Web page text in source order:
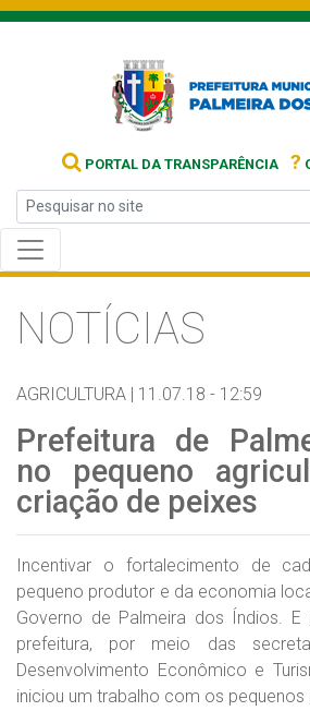
PORTAL DA TRANSPARÊNCIA ?
NOTÍCIAS
AGRICULTURA | 11.07.18 - 12:59
Prefeitura de
no pequeno
criação de peixes
Incentivar o fortalecimento de
pequeno produtor e da economia
Governo de Palmeira dos Índios.
prefeitura, por meio das
Desenvolvimento Econômico e
iniciou um trabalho com os